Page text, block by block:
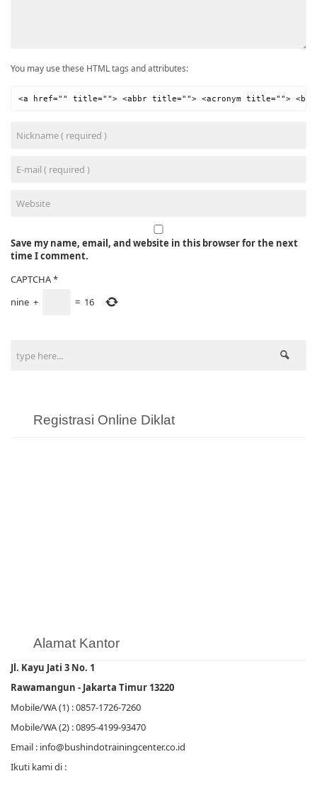
You may use these HTML tags and attributes:
<a href="" title=""> <abbr title=""> <acronym title=""> <b>
Save my name, email, and website in this browser for the next
time I comment.
CAPTCHA*
nine + = 16
Registrasi Online Diklat
Alamat Kantor
Jl. Kayu Jati 3 No. 1
Rawamangun - Jakarta Timur 13220
Mobile/WA (1) : 0857-1726-7260
Mobile/WA (2) : 0895-4199-93470
Email : info@bushindotrainingcenter.co.id
Ikuti kami di :